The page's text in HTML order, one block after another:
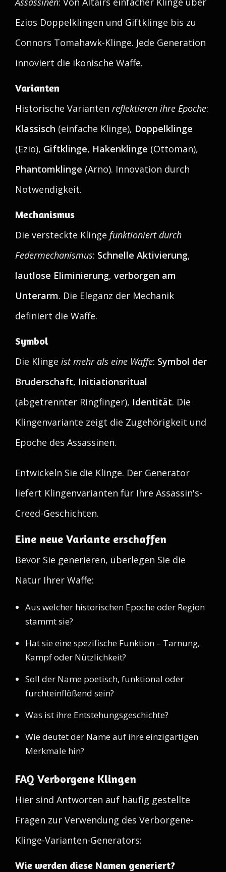
Ezios Doppelklingen und Giftklinge bis zu
Connors Tomahawk-Klinge. Jede Generation
innoviert die ikonische Waffe.
Varianten
Historische Varianten reflektieren ihre Epoche:
Klassisch (einfache Klinge), Doppelklinge
(Ezio), Giftklinge, Hakenklinge (Ottoman),
Phantomklinge (Arno). Innovation durch
Notwendigkeit.
Mechanismus
Die versteckte Klinge funktioniert durch
Federmechanismus: Schnelle Aktivierung,
lautlose Eliminierung, verborgen am
Unterarm. Die Eleganz der Mechanik
definiert die Waffe.
Symbol
Die Klinge ist mehr als eine Waffe: Symbol der
Bruderschaft, Initiationsritual
(abgetrennter Ringfinger), Identität. Die
Klingenvariante zeigt die Zugehörigkeit und
Epoche des Assassinen.
Entwickeln Sie die Klinge. Der Generator
liefert Klingenvarianten für Ihre Assassin's-
Creed-Geschichten.
Eine neue Variante erschaffen
Bevor Sie generieren, überlegen Sie die
Natur Ihrer Waffe:
Aus welcher historischen Epoche oder Region
stammt sie?
Hat sie eine spezifische Funktion – Tarnung,
Kampf oder Nützlichkeit?
Soll der Name poetisch, funktional oder
furchteinflößend sein?
Was ist ihre Entstehungsgeschichte?
Wie deutet der Name auf ihre einzigartigen
Merkmale hin?
FAQ Verborgene Klingen
Hier sind Antworten auf häufig gestellte
Fragen zur Verwendung des Verborgene-
Klinge-Varianten-Generators:
Wie werden diese Namen generiert?